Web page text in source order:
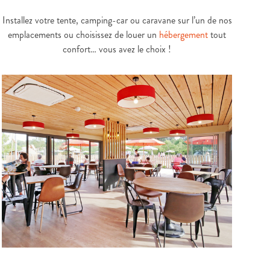
Installez votre tente, camping-car ou caravane sur l’un de nos
emplacements ou choisissez de louer un hébergementtout
confort… vous avez le choix !